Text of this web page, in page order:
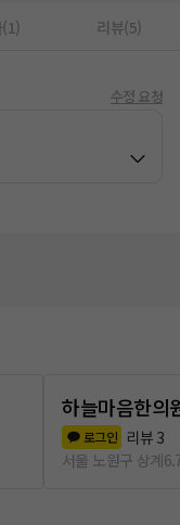
리뷰(5)
수정 요청
하늘마음한의
로그인 리뷰 3
서울 노원구 상계